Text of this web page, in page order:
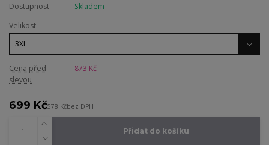
Dostupnost
Skladem
Velikost
Cena před
slevou
873 Kč
699 Kč578 Kčbez DPH
Přidat do košíku